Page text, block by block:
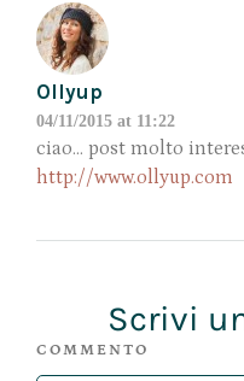
Ollyup
04/11/2015 at 11:22
ciao… post molto
http://www.ollyup.com
Scrivi
COMMENTO